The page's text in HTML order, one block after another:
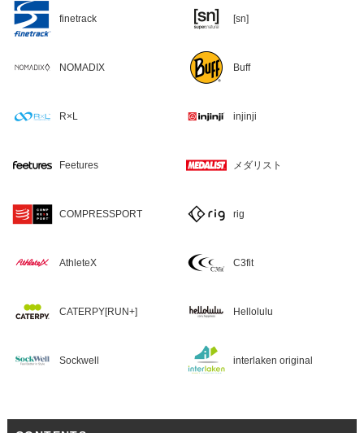
finetrack [sn]
NOMADIX Buff
R×L injinji
Feetures メダリスト
COMPRESSPORT rig
AthleteX C3fit
CATERPY[RUN+] Hellolulu
Sockwell interlaken original